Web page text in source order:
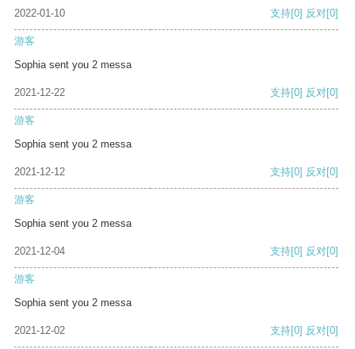
2022-01-10 支持[0] 反对[0]
游客
Sophia sent you 2 messa
2021-12-22 支持[0] 反对[0]
游客
Sophia sent you 2 messa
2021-12-12 支持[0] 反对[0]
游客
Sophia sent you 2 messa
2021-12-04 支持[0] 反对[0]
游客
Sophia sent you 2 messa
2021-12-02 支持[0] 反对[0]